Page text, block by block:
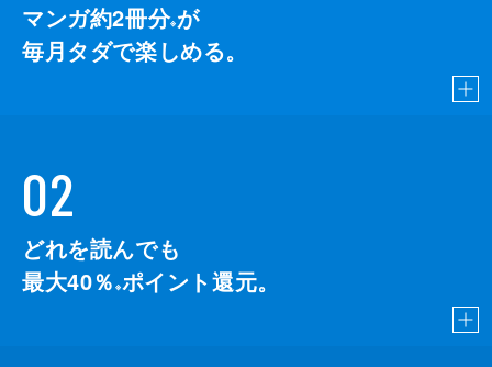
マンガ約2冊分※が
毎月タダで楽しめる。
02
どれを読んでも
最大40％ ※ポイント還元。